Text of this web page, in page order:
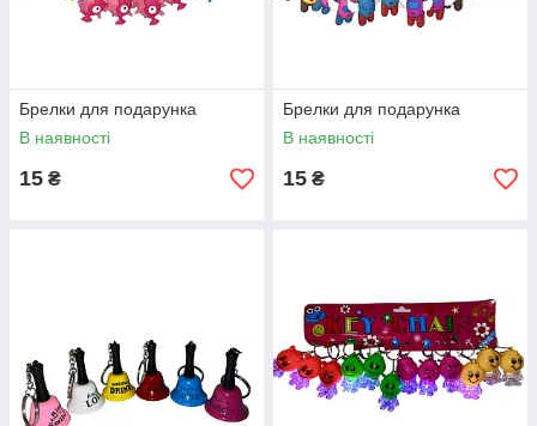
Брелки для подарунка
В наявності
15 ₴
Брелки для подарунка
В наявності
15 ₴